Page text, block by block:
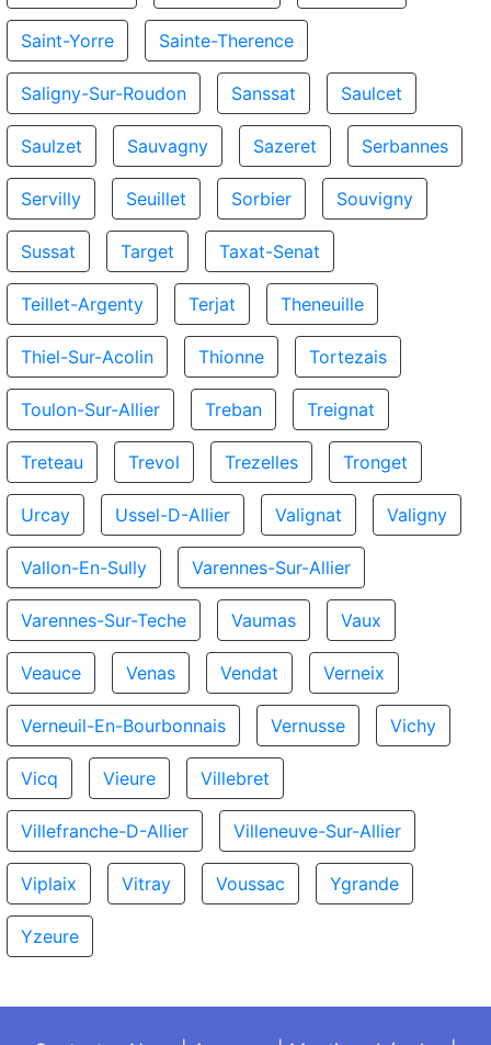
Saint-Yorre Sainte-Therence
Saligny-Sur-Roudon Sanssat Saulcet
Saulzet Sauvagny Sazeret Serbannes
Servilly Seuillet Sorbier Souvigny
Sussat Target Taxat-Senat
Teillet-Argenty Terjat Theneuille
Thiel-Sur-Acolin Thionne Tortezais
Toulon-Sur-Allier Treban Treignat
Treteau Trevol Trezelles Tronget
Urcay Ussel-D-Allier Valignat Valigny
Vallon-En-Sully Varennes-Sur-Allier
Varennes-Sur-Teche Vaumas Vaux
Veauce Venas Vendat Verneix
Verneuil-En-Bourbonnais Vernusse Vichy
Vicq Vieure Villebret
Villefranche-D-Allier Villeneuve-Sur-Allier
Viplaix Vitray Voussac Ygrande
Yzeure